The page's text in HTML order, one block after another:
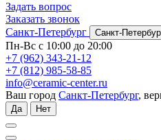
Задать вопрос
Заказать звонок
Санкт-Петербург
Санкт-
Пн-Вс с 10:00 до 20:00
+7 (962) 343-21-12
+7 (812) 985-58-85
info@ceramic-center.ru
Ваш город Санкт-Петербург,
Да Нет